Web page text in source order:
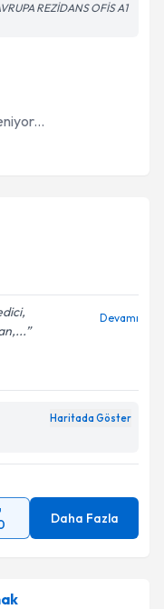
REZİDANS OFİS A1
Devamı
Haritada Göster
Daha Fazla